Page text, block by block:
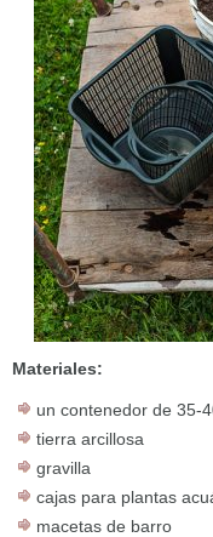
Materiales:
un contenedor de 35-
tierra arcillosa
gravilla
cajas para plantas
macetas de barro